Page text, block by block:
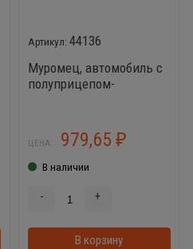
В корзинке
44136
Муромец, автомобиль с
полуприцепом-
ЦЕНА: 979,65₽
В наличии
- +
В корзину